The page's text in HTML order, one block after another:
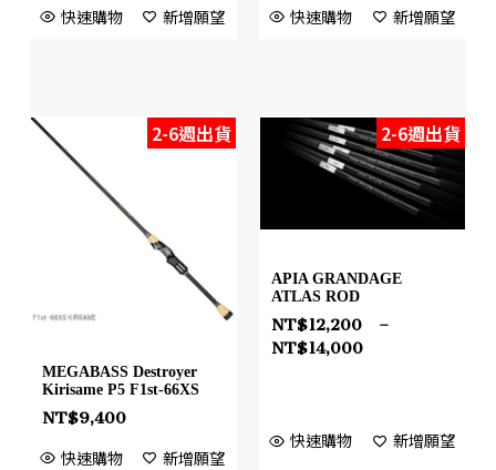
快速購物 新增願望 快速購物 新增願望
2-6週出貨
MEGABASS Destroyer
Kirisame P5 F1st-66XS
NT$9,400
快速購物 新增願望
2-6週出貨
APIA GRANDAGE
ATLAS ROD
NT$12,200
–
NT$14,000
快速購物 新增願望